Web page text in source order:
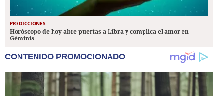
PREDICCIONES
Horóscopo de hoy abre puertas a Libra y complica el amor en
Géminis
CONTENIDO PROMOCIONADO